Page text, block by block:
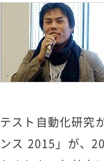
テスト自動化研究
ンス 2015」が、